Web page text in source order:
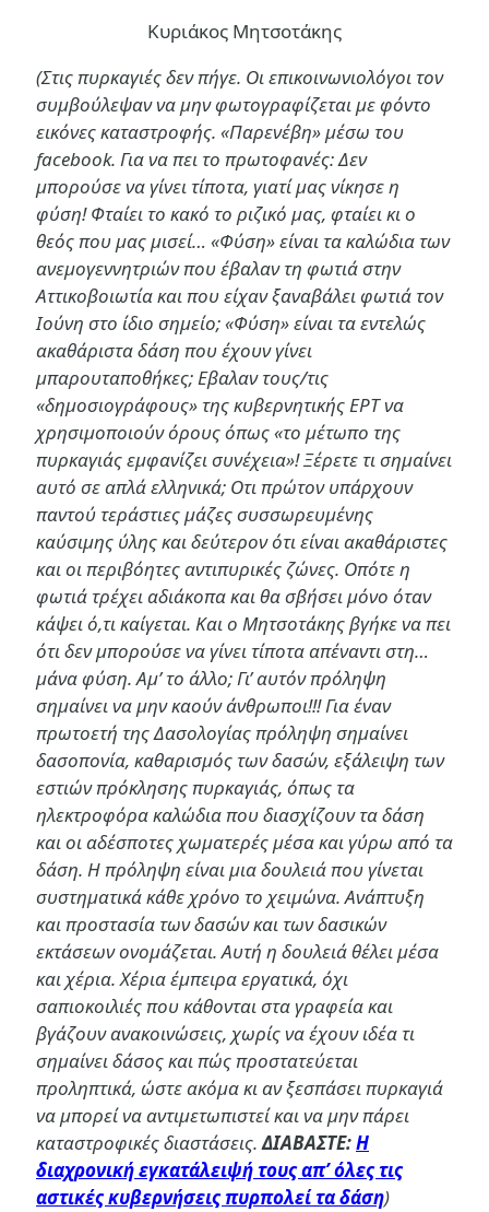
Κυριάκος Μητσοτάκης
(Στις πυρκαγιές δεν πήγε. Οι επικοινωνιολόγοι τον
συμβούλεψαν να μην φωτογραφίζεται με φόντο
εικόνες καταστροφής. «Παρενέβη» μέσω του
facebook. Για να πει το πρωτοφανές: Δεν
μπορούσε να γίνει τίποτα, γιατί μας νίκησε η
φύση! Φταίει το κακό το ριζικό μας, φταίει κι ο
θεός που μας μισεί… «Φύση» είναι τα καλώδια των
ανεμογεννητριών που έβαλαν τη φωτιά στην
Αττικοβοιωτία και που είχαν ξαναβάλει φωτιά τον
Ιούνη στο ίδιο σημείο; «Φύση» είναι τα εντελώς
ακαθάριστα δάση που έχουν γίνει
μπαρουταποθήκες; Εβαλαν τους/τις
«δημοσιογράφους» της κυβερνητικής ΕΡΤ να
χρησιμοποιούν όρους όπως «το μέτωπο της
πυρκαγιάς εμφανίζει συνέχεια»! Ξέρετε τι σημαίνει
αυτό σε απλά ελληνικά; Οτι πρώτον υπάρχουν
παντού τεράστιες μάζες συσσωρευμένης
καύσιμης ύλης και δεύτερον ότι είναι ακαθάριστες
και οι περιβόητες αντιπυρικές ζώνες. Οπότε η
φωτιά τρέχει αδιάκοπα και θα σβήσει μόνο όταν
κάψει ό,τι καίγεται. Και ο Μητσοτάκης βγήκε να πει
ότι δεν μπορούσε να γίνει τίποτα απέναντι στη…
μάνα φύση. Αμ’ το άλλο; Γι’ αυτόν πρόληψη
σημαίνει να μην καούν άνθρωποι!!! Για έναν
πρωτοετή της Δασολογίας πρόληψη σημαίνει
δασοπονία, καθαρισμός των δασών, εξάλειψη των
εστιών πρόκλησης πυρκαγιάς, όπως τα
ηλεκτροφόρα καλώδια που διασχίζουν τα δάση
και οι αδέσποτες χωματερές μέσα και γύρω από τα
δάση. Η πρόληψη είναι μια δουλειά που γίνεται
συστηματικά κάθε χρόνο το χειμώνα. Ανάπτυξη
και προστασία των δασών και των δασικών
εκτάσεων ονομάζεται. Αυτή η δουλειά θέλει μέσα
και χέρια. Χέρια έμπειρα εργατικά, όχι
σαπιοκοιλιές που κάθονται στα γραφεία και
βγάζουν ανακοινώσεις, χωρίς να έχουν ιδέα τι
σημαίνει δάσος και πώς προστατεύεται
προληπτικά, ώστε ακόμα κι αν ξεσπάσει πυρκαγιά
να μπορεί να αντιμετωπιστεί και να μην πάρει
καταστροφικές διαστάσεις.ΔΙΑΒΑΣΤΕ:Η
διαχρονική εγκατάλειψή τους απ’ όλες τις
αστικές κυβερνήσεις πυρπολεί τα δάση)